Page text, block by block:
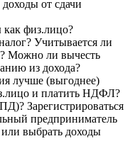
от сдачи
физ.лицо?
Учитывается ли
Можно ли вычесть
из дохода?
лучше (выгоднее)
и платить НДФЛ?
Зарегистрироваться
предприниматель
выбрать доходы